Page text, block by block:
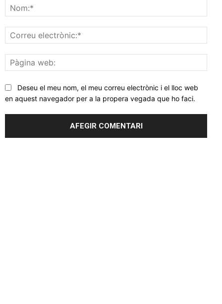
web:
Deseu el meu nom, el meu correu electrònic i el lloc web
en aquest navegador per a la propera vegada que ho faci.